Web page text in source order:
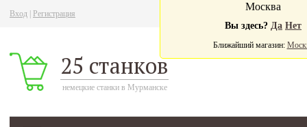
Вход Регистрация
25 станков
немецкие станки в Мурманске
Москва
Вы здесь? Да Нет
Ближайший магазин: